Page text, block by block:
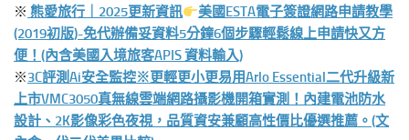
※ 熊愛旅行｜2025更新資訊
美國ESTA電子簽證網路申請教學
(2019初版)-免代辦備妥資料5分鐘6個步驟輕鬆線上申請快又方
便！(內含美國入境旅客APIS 資料輸入)
※3C評測Ai安全監控※更輕更小更易用Arlo Essential二代升級新
上市VMC3050真無線雲端網路攝影機開箱實測！內建電池防水
設計、2K影像彩色夜視，品質資安兼顧高性價比優選推薦。(文